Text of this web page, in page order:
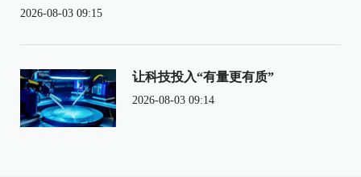
2026-08-03 09:15
让科技投入“有量更有质”
2026-08-03 09:14